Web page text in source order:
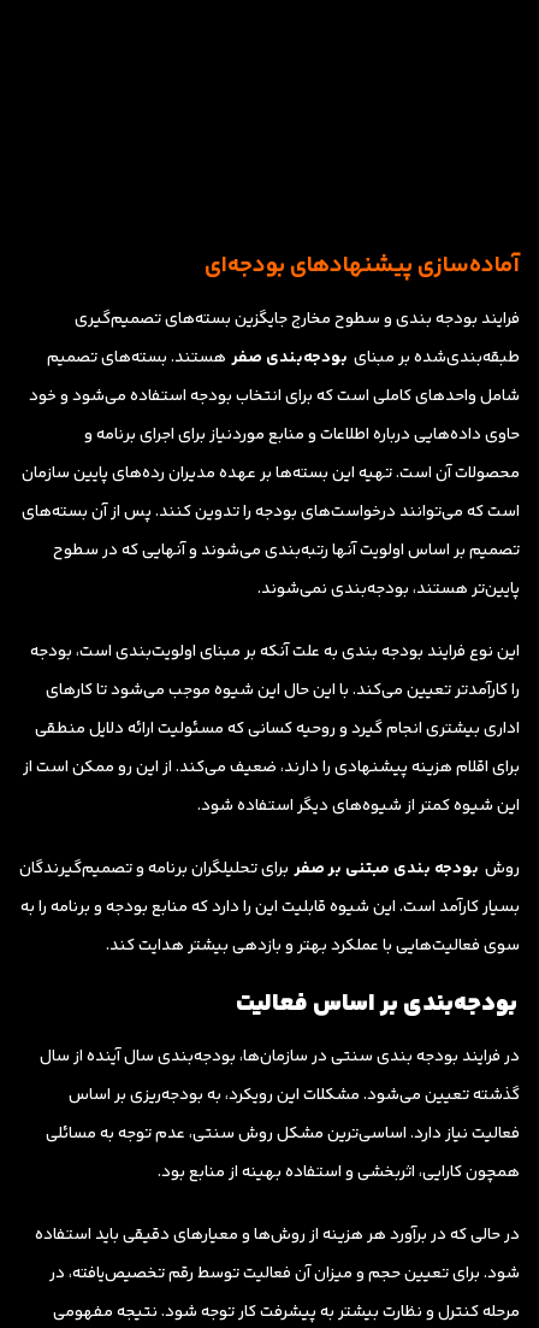
آماده‌سازی پیشنهادهای بودجه‌ای
فرایند بودجه بندی و سطوح مخارج جایگزین بسته‌های تصمیم‌گیری
طبقه‌بندی‌شده بر مبنای بودجه‌بندی صفر هستند. بسته‌های تصمیم
شامل واحدهای کاملی است که برای انتخاب بودجه استفاده می‌شود و خود
حاوی داده‌هایی درباره اطلاعات و منابع موردنیاز برای اجرای برنامه و
محصولات آن است. تهیه این بسته‌ها بر عهده مدیران رده‌های پایین سازمان
است که می‌توانند درخواست‌های بودجه را تدوین کنند. پس از آن بسته‌های
تصمیم بر اساس اولویت آنها رتبه‌بندی می‌شوند و آنهایی که در سطوح
پایین‌تر هستند، بودجه‌بندی نمی‌شوند.
این نوع فرایند بودجه بندی به علت آنکه بر مبنای اولویت‌بندی است، بودجه
را کارآمدتر تعیین می‌کند. با این حال این شیوه موجب می‌شود تا کارهای
اداری بیشتری انجام گیرد و روحیه کسانی که مسئولیت ارائه دلایل منطقی
برای اقلام هزینه پیشنهادی را دارند، ضعیف می‌کند. از این رو ممکن است از
این شیوه کمتر از شیوه‌های دیگر استفاده شود.
روش بودجه بندی مبتنی بر صفر برای تحلیلگران برنامه و تصمیم‌گیرندگان
بسیار کارآمد است. این شیوه قابلیت این را دارد که منابع بودجه و برنامه را به
سوی فعالیت‌هایی با عملکرد بهتر و بازدهی بیشتر هدایت کند.
بودجه‌بندی بر اساس فعالیت
در فرایند بودجه بندی سنتی در سازمان‌ها، بودجه‌بندی سال آینده از سال
گذشته تعیین می‌شود. مشکلات این رویکرد، به بودجه‌ریزی بر اساس
فعالیت نیاز دارد. اساسی‌ترین مشکل روش سنتی، عدم توجه به مسائلی
همچون کارایی، اثربخشی و استفاده بهینه از منابع بود.
در حالی که در برآورد هر هزینه از روش‌ها و معیارهای دقیقی باید استفاده
شود. برای تعیین حجم و میزان آن فعالیت توسط رقم تخصیص‌یافته، در
مرحله کنترل و نظارت بیشتر به پیشرفت کار توجه شود. نتیجه مفهومی